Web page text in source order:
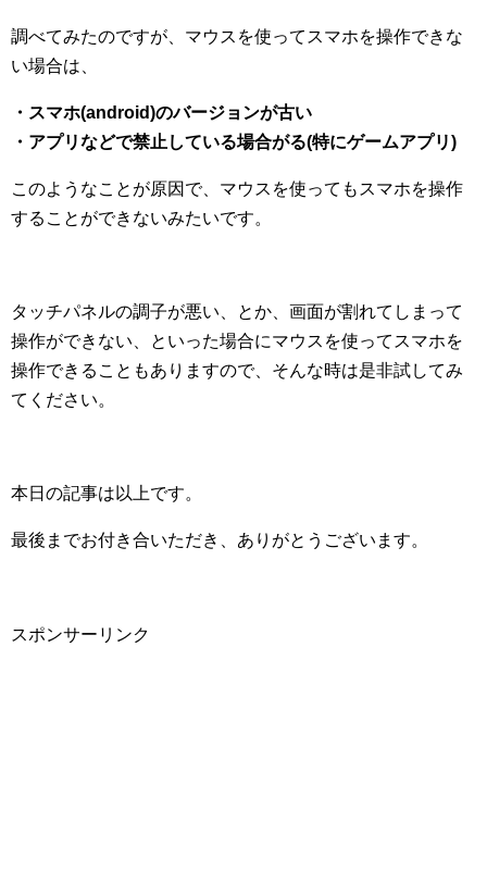
調べてみたのですが、マウスを使ってスマホを操作できな
い場合は、
・スマホ(android)のバージョンが古い
・アプリなどで禁止している場合がる(特にゲームアプリ)
このようなことが原因で、マウスを使ってもスマホを操作
することができないみたいです。
タッチパネルの調子が悪い、とか、画面が割れてしまって
操作ができない、といった場合にマウスを使ってスマホを
操作できることもありますので、そんな時は是非試してみ
てください。
本日の記事は以上です。
最後までお付き合いただき、ありがとうございます。
スポンサーリンク